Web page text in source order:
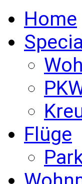
Home
Flüge